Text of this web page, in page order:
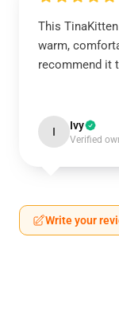
This
warm,
recommend it
I Ivy
Verified
Write your